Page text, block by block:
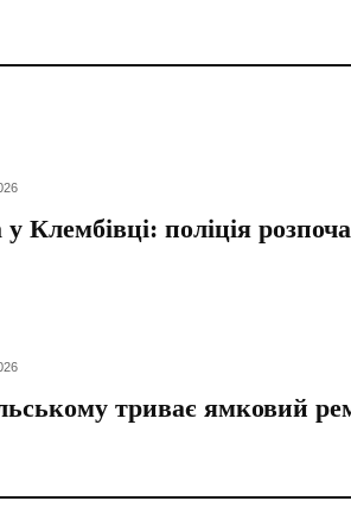
Клембівці: поліція
триває ямковий